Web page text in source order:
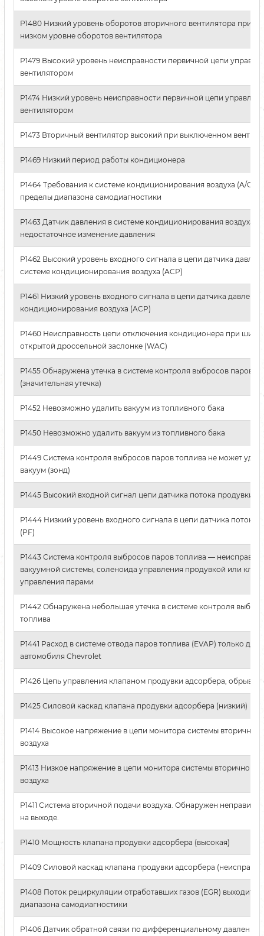
P1480 Низкий уровень оборотов вторичного вентилятора при
низком уровне оборотов вентилятора
P1479 Высокий уровень неисправности первичной цепи
вентилятором
P1474 Низкий уровень неисправности первичной цепи
вентилятором
P1473 Вторичный вентилятор высокий при выключенном
P1469 Низкий период работы кондиционера
P1464 Требования к системе кондиционирования воздуха (A/C)
пределы диапазона самодиагностики
P1463 Датчик давления в системе кондиционирования воздуха
недостаточное изменение давления
P1462 Высокий уровень входного сигнала в цепи датчика
системе кондиционирования воздуха (ACP)
P1461 Низкий уровень входного сигнала в цепи датчика
кондиционирования воздуха (ACP)
P1460 Неисправность цепи отключения кондиционера при
открытой дроссельной заслонке (WAC)
P1455 Обнаружена утечка в системе контроля выбросов паров
(значительная утечка)
P1452 Невозможно удалить вакуум из топливного бака
P1450 Невозможно удалить вакуум из топливного бака
P1449 Система контроля выбросов паров топлива не может
вакуум (зонд)
P1445 Высокий входной сигнал цепи датчика потока продувки
P1444 Низкий уровень входного сигнала в цепи датчика потока
(PF)
P1443 Система контроля выбросов паров топлива —
вакуумной системы, соленоида управления продувкой или
управления парами
P1442 Обнаружена небольшая утечка в системе контроля
топлива
P1441 Расход в системе отвода паров топлива (EVAP) только для
автомобиля Chevrolet
P1426 Цепь управления клапаном продувки адсорбера, обрыв
P1425 Силовой каскад клапана продувки адсорбера (низкий)
P1414 Высокое напряжение в цепи монитора системы вторичной
воздуха
P1413 Низкое напряжение в цепи монитора системы вторичной
воздуха
P1411 Система вторичной подачи воздуха. Обнаружен
на выходе.
P1410 Мощность клапана продувки адсорбера (высокая)
P1409 Силовой каскад клапана продувки адсорбера
P1408 Поток рециркуляции отработавших газов (EGR) выходит
диапазона самодиагностики
P1406 Датчик обратной связи по дифференциальному давлению